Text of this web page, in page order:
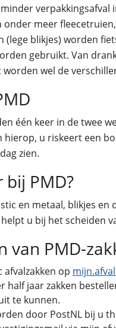
meer
(lege blikjes) worden
gebruikt. Van
worden wel de
één keer in de twee
hierop, u riskeert een
zien.
PMD?
en metaal, blikjes
helpt u bij het scheiden
van PMD-
op
half jaar zakken
te kunnen.
door PostNL bij u